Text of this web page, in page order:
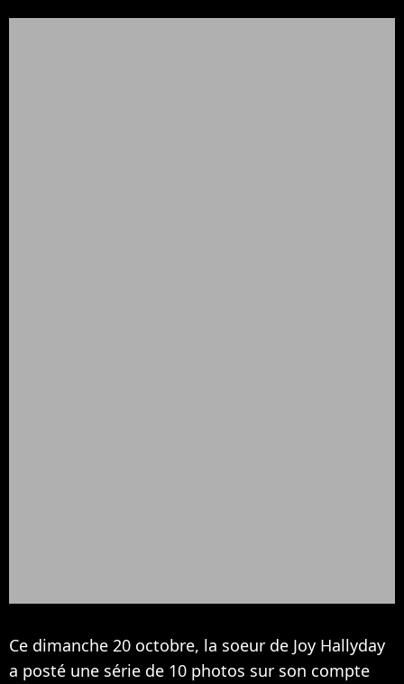
Ce dimanche 20 octobre, la soeur de Joy Hallyday
a posté une série de 10 photos sur son compte